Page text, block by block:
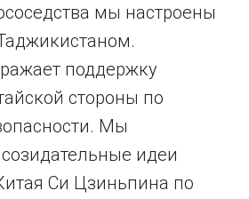
мы настроены
поддержку
стороны по
Мы
идеи
Си Цзиньпина по